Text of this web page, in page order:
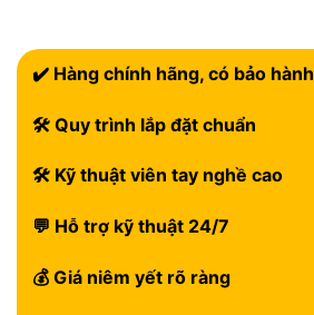
✔️ Hàng chính hãng, có bảo hành
🛠 Quy trình lắp đặt chuẩn
🛠 Kỹ thuật viên tay nghề cao
💬 Hỗ trợ kỹ thuật 24/7
💰 Giá niêm yết rõ ràng